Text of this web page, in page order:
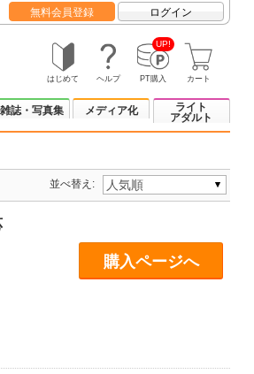
無料会員登録 ログイン
はじめて ヘルプ
UP!
PT購入 カート
雑誌・写真集 メディア化
ライト
アダルト
並べ替え:
購入ページへ